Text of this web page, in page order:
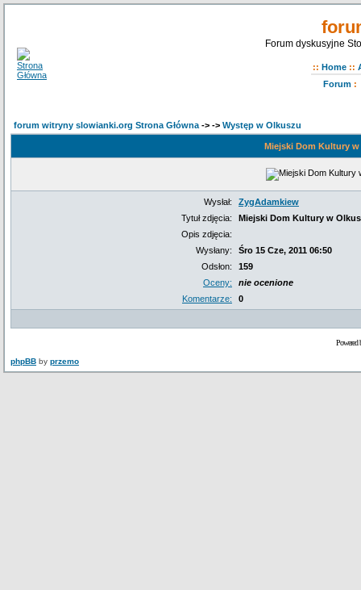
Forum dyskusyjne
:: Home ::
Forum:
forum witryny slowianki.org Strona Główna -> -> Występ w Olkuszu
Miejski Dom Kultury w
Wysłał:
ZygAdamkiew
Tytuł zdjęcia:
Miejski Dom Kultury w
Opis zdjęcia:
Wysłany:
Śro 15 Cze, 2011 06:50
Odsłon:
159
Oceny:
nie ocenione
Komentarze:
0
phpBB by przemo